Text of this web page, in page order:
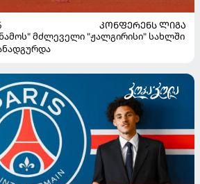
ᲙᲝᲜᲤᲔᲠᲔᲜᲡ ᲚᲘᲒᲐ
მძლეველი "ჟალგირისი" სახლში